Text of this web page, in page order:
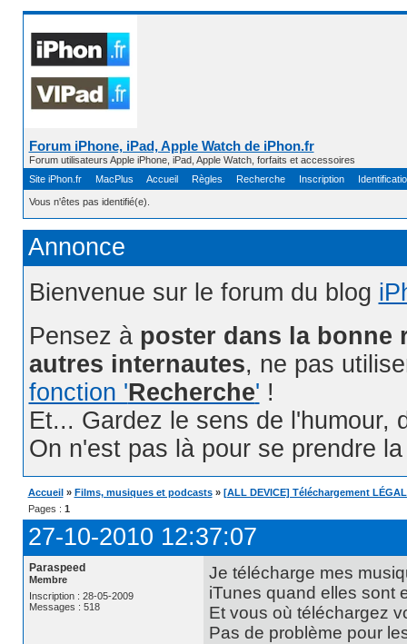
Forum iPhone, iPad, Apple Watch de iPhon.fr
Forum utilisateurs Apple iPhone, iPad, Apple Watch, forfaits et accessoires
Site iPhon.fr
MacPlus Accueil Règles Recherche Inscription
Vous n'êtes pas identifié(e).
Annonce
Bienvenue sur le forum du blog
Pensez à poster dans la bonne
autres internautes, ne pas
fonction 'Recherche' !
Et... Gardez le sens de l'humour,
On n'est pas là pour se prendre
Accueil » Films, musiques et podcasts » [ALL DEVICE] Téléchargement
Pages : 1
27-10-2010 12:37:07
Paraspeed
Membre
Inscription : 28-05-2009
Messages : 518
Je télécharge mes
iTunes quand elles sont
Et vous où téléchargez
Pas de problème pour